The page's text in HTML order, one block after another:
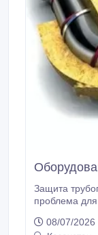
Защита
проблема для
канализации
08/07/2026